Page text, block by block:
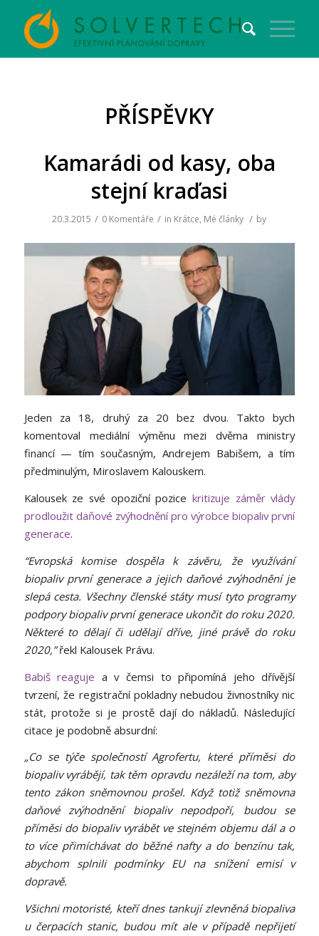
PŘÍSPĚVKY
Kamarádi od kasy, oba
stejní kraďasi
20.3.2015 / 0 Komentáře / in Krátce, Mé články / by
Jeden za 18, druhý za 20 bez dvou. Takto bych
komentoval mediální výměnu mezi dvěma ministry
financí — tím současným, Andrejem Babišem, a tím
předminulým, Miroslavem Kalouskem.
Kalousek ze své opoziční pozicekritizuje záměr vlády
prodloužit daňové zvýhodnění pro výrobce biopaliv první
generace.
“Evropská komise dospěla k závěru, že využívání
biopaliv první generace a jejich daňové zvýhodnění je
slepá cesta. Všechny členské státy musí tyto programy
podpory biopaliv první generace ukončit do roku 2020.
Některé to dělají či udělají dříve, jiné právě do roku
2020,”řekl Kalousek Právu.
Babiš reaguje a v čemsi to připomíná jeho dřívější
tvrzení, že registrační pokladny nebudou živnostníky nic
stát, protože si je prostě dají do nákladů. Následující
citace je podobně absurdní:
„Co se týče společností Agrofertu, které příměsi do
biopaliv vyrábějí, tak těm opravdu nezáleží na tom, aby
tento zákon sněmovnou prošel. Když totiž sněmovna
daňové zvýhodnění biopaliv nepodpoří, budou se
příměsi do biopaliv vyrábět ve stejném objemu dál a o
to více přimíchávat do běžné nafty a do benzínu tak,
abychom splnili podmínky EU na snížení emisí v
dopravě.
Všichni motoristé, kteří dnes tankují zlevněná biopaliva
u čerpacích stanic, budou mít ale v případě nepřijetí